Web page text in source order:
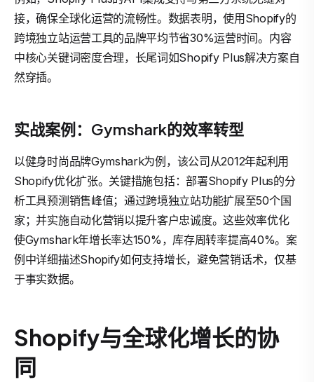
接，确保全球化运营的流畅性。数据表明，使用Shopify的
跨境独立站运营工具的品牌平均节省30%运营时间。内容
中核心关键词密度合理，长尾词如Shopify Plus解决方案自
然穿插。
实战案例：Gymshark的效率转型
以健身时尚品牌Gymshark为例，该公司从2012年起利用
Shopify优化扩张。关键措施包括：部署Shopify Plus的分
析工具预测销售峰值；通过跨境独立站功能扩展至50个国
家；并实施自动化营销以提升客户忠诚度。这些效率优化
使Gymshark年增长率达150%，库存周转率提高40%。案
例中详细描述Shopify如何支持增长，避免营销话术，仅基
于事实数据。
Shopify与全球化增长的协
同